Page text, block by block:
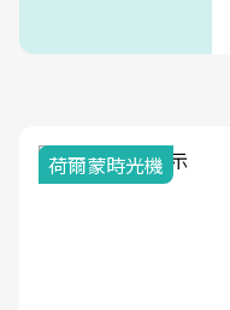
荷爾蒙時光機